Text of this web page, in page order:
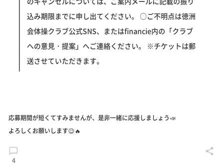
込み期限までに申し出てください。 ○ご不明点は徳洲
会体操クラブ公式SNS、またはfinancie内の「クラブ
への意見・提案」へご連絡ください。 ※チケットは郵
送させていただきます。
応募期間が短くてすみませんが、是非一緒に応援しましょう📣
よろしくお願いします😉🔥
4